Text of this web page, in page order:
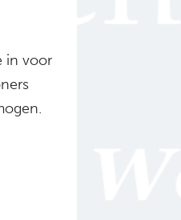
in voor